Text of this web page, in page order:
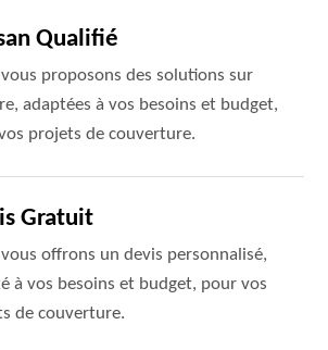
Qualifié
vous proposons des solutions sur
adaptées à vos besoins et budget,
projets de couverture.
Gratuit
offrons un devis personnalisé,
à vos besoins et budget, pour vos
de couverture.